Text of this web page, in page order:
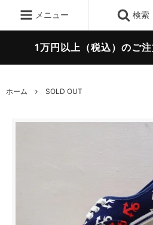
メニュー 検索
1万円以上（税込）のご
ホーム SOLD OUT